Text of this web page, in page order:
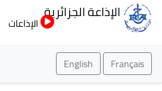
إلى
الإذاعة الجزائرية
الإذاعات
Français
English